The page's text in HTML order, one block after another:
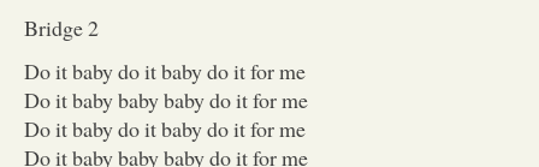
Bridge 2
Do it baby do it baby do it for me
Do it baby baby baby do it for me
Do it baby do it baby do it for me
Do it baby baby baby do it for me